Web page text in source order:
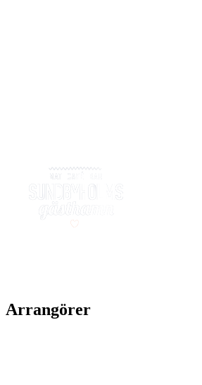
Arrangörer